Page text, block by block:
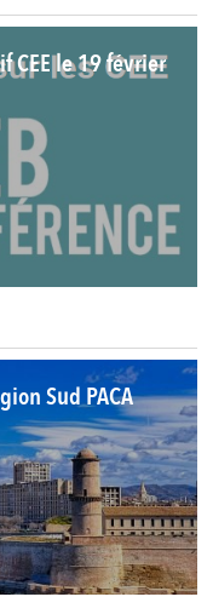
CEE le 19 février
Sud PACA